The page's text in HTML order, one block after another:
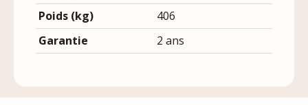
Poids (kg)
406
Garantie
2 ans